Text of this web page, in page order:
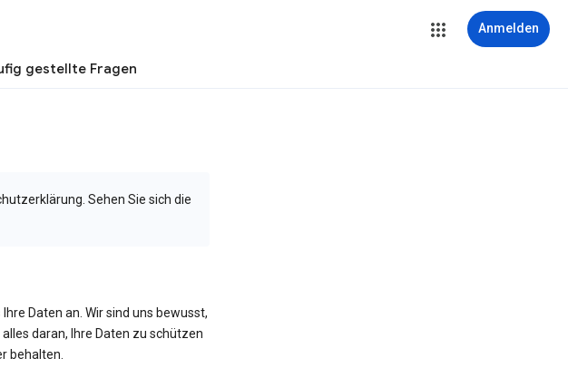
Anmelden
gestellte Fragen
Sehen Sie sich die
Daten an. Wir sind uns bewusst,
daran, Ihre Daten zu schützen
behalten.